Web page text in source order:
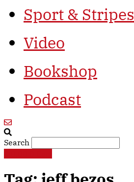
Sport & Stripes
Video
Bookshop
Podcast
Search